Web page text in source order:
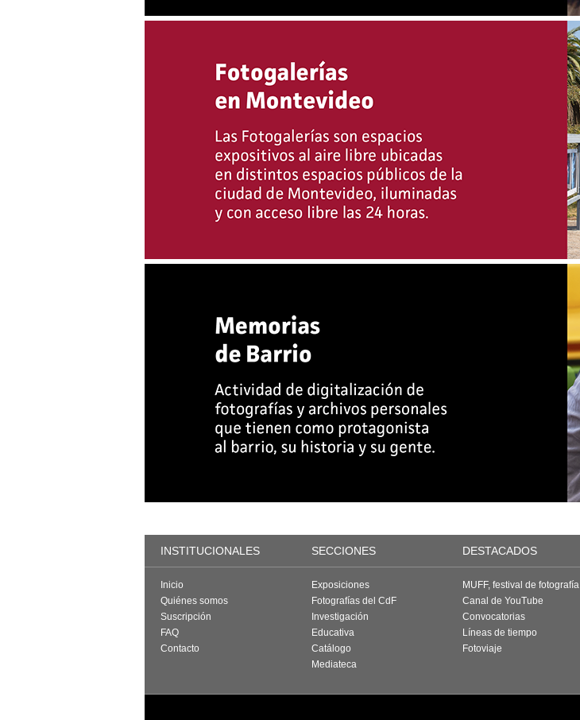
INSTITUCIONALES SECCIONES DESTACADOS
Inicio
Quiénes somos
Suscripción
FAQ
Contacto
Exposiciones
Fotografías del CdF
Investigación
Educativa
Catálogo
Mediateca
MUFF, festival de fotografía
Canal de YouTube
Convocatorias
Líneas de tiempo
Fotoviaje